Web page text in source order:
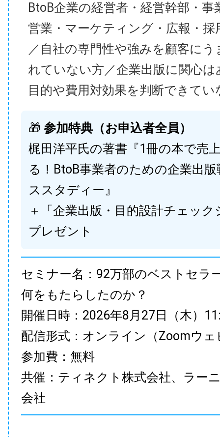
BtoB企業の経営者・経営幹部・事
営業・マーケティング・広報・採
／自社の専門性や強みを顧客に
れていない方／企業出版に関心
目的や費用対効果を判断できてい
🎁 参加特典（お申込者全員）
梶田洋平氏の著書『1冊の本で売
る！BtoB事業者のための企業出
ススタディー』
＋「企業出版・目的設計チェック
プレゼント
セミナー名：92万部のベストセラ
何をもたらしたのか？
開催日時：2026年8月27日（木）
配信形式：オンライン（Zoomウェ
参加費：無料
共催：ティネクト株式会社、ラー
会社